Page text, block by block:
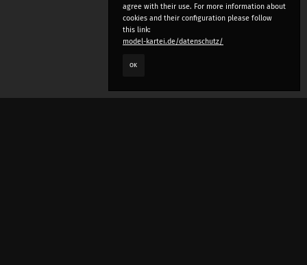
agree with their use. For more information about
cookies and their configuration please follow
this link:
model-kartei.de/datenschutz/
OK